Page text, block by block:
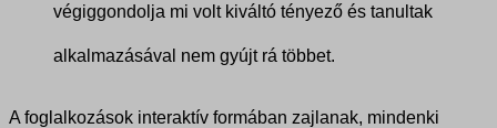
végiggondolja mi volt kiváltó tényező és tanultak
alkalmazásával nem gyújt rá többet.
A foglalkozások interaktív formában zajlanak, mindenki